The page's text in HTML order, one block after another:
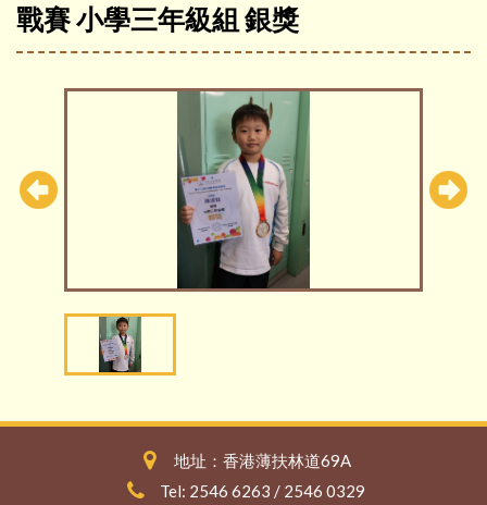
戰賽 小學三年級組 銀獎
地址：香港薄扶林道69A
Tel: 2546 6263 / 2546 0329